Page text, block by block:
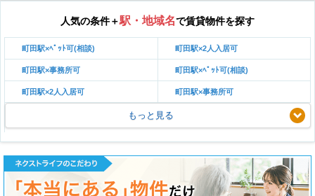
人気の条件＋駅・地域名で賃貸物件を探す
町田駅×ﾍﾟｯﾄ可(相談) 町田駅×2人入居可
町田駅×事務所可 町田駅×ﾍﾟｯﾄ可(相談)
町田駅×2人入居可 町田駅×事務所可
もっと見る